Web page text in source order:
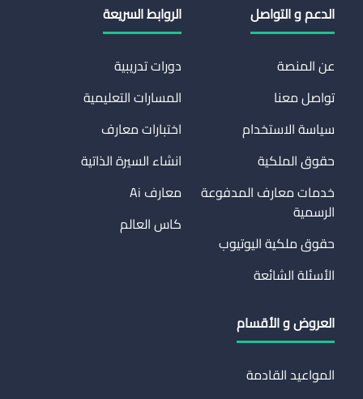
الدعم و التواصل
عن المنصة
تواصل معنا
سياسة الاستخدام
حقوق الملكية
خدمات معارف المدفوعة
الرسمية
حقوق ملكية اليوتيوب
الأسئلة الشائعة
الروابط السريعة
دورات تدريبية
المسارات التعليمية
اختبارات معارف
انشاء السيرة الذاتية
معارف Ai
كاس العالم
العروض و الأقسام
المواعيد القادمة